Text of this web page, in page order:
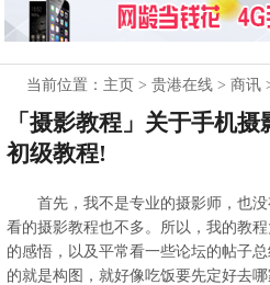
当前位置： 主页 >贵港在线 >商讯
「摄影教程」关于手机
初级教程!
首先，我不是专业的摄影师，也
看的摄影教程也不多。所以，我的教
的感悟，以及平常看一些论坛的帖子
的就是构图，就好像吃饭要先定好去